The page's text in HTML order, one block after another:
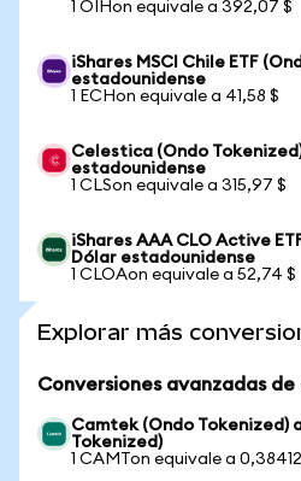
1 OIHon equivale a 392,07 $
iShares MSCI Chile ETF
estadounidense
1 ECHon equivale a 41,58 $
Celestica (Ondo
estadounidense
1 CLSon equivale a 315,97 $
iShares AAA CLO Active
Dólar estadounidense
1 CLOAon equivale a 52,74 $
Explorar más
Conversiones avanzadas
Camtek (Ondo Tokenized)
Tokenized)
1 CAMTon equivale a